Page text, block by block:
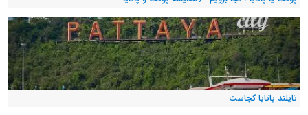
تایلند پاتایا کجاست